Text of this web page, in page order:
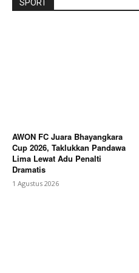
SPORT
AWON FC Juara Bhayangkara
Cup 2026, Taklukkan Pandawa
Lima Lewat Adu Penalti
Dramatis
1 Agustus 2026